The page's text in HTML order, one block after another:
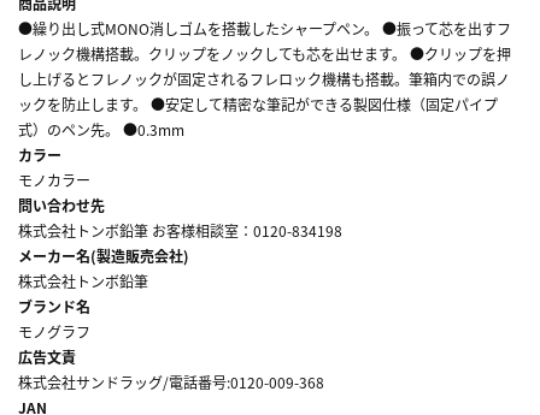
●繰り出し式MONO消しゴムを搭載したシャープペン。 ●振って芯を出すフ
レノック機構搭載。クリップをノックしても芯を出せます。 ●クリップを押
し上げるとフレノックが固定されるフレロック機構も搭載。筆箱内での誤ノ
ックを防止します。 ●安定して精密な筆記ができる製図仕様（固定パイプ
式）のペン先。 ●0.3mm
カラー
モノカラー
問い合わせ先
株式会社トンボ鉛筆 お客様相談室：0120-834198
メーカー名(製造販売会社)
株式会社トンボ鉛筆
ブランド名
モノグラフ
広告文責
株式会社サンドラッグ/電話番号:0120-009-368
JAN